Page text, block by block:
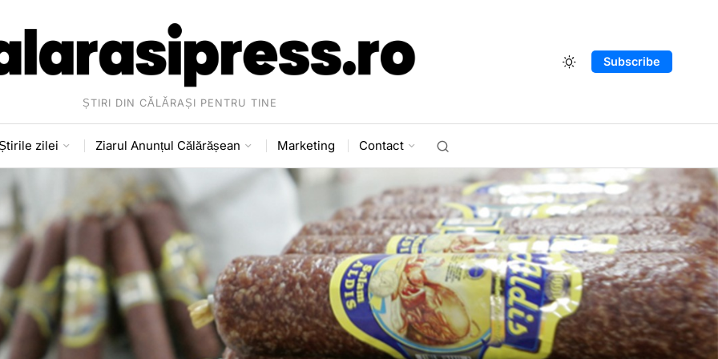
ȘTIRI DIN CĂLĂRAȘI PENTRU TINE
Subscribe
zilei Ziarul Anunțul Călărășean Marketing Contact